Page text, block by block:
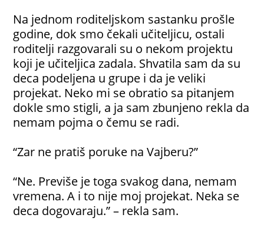
Na jednom roditeljskom sastanku prošle
godine, dok smo čekali učiteljicu, ostali
roditelji razgovarali su o nekom projektu
koji je učiteljica zadala. Shvatila sam da su
deca podeljena u grupe i da je veliki
projekat. Neko mi se obratio sa pitanjem
dokle smo stigli, a ja sam zbunjeno rekla da
nemam pojma o čemu se radi.
“Zar ne pratiš poruke na Vajberu?”
“Ne. Previše je toga svakog dana, nemam
vremena. A i to nije moj projekat. Neka se
deca dogovaraju.” – rekla sam.